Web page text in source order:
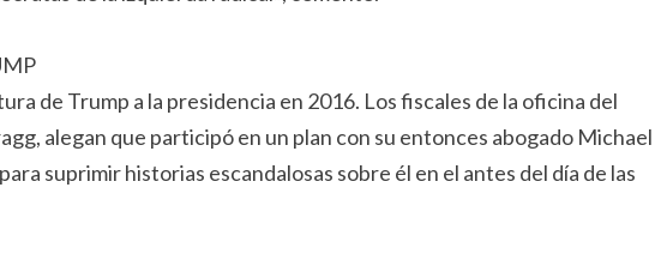
de Trump a la presidencia en 2016. Los fiscales de la oficina del
alegan que participó en un plan con su entonces abogado Michael
suprimir historias escandalosas sobre él en el antes del día de las